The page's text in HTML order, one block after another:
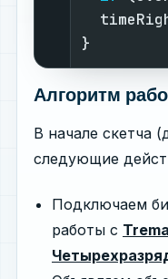
Алгоритм
В начале скетча
следующие
Подключаем
работы с